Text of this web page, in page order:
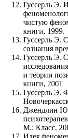
Гуссерль Э.
чистую
книги, 1999.
Гуссерль Э.
сознания
Гуссерль Э.
и теории
книги, 2001
Гуссерль Э.
Джендлин
М.: Класс,
Идея